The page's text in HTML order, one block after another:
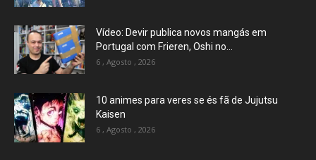
Vídeo: Devir publica novos mangás em
Portugal com Frieren, Oshi no...
6 , Agosto , 2026
10 animes para veres se és fã de Jujutsu
Kaisen
6 , Agosto , 2026